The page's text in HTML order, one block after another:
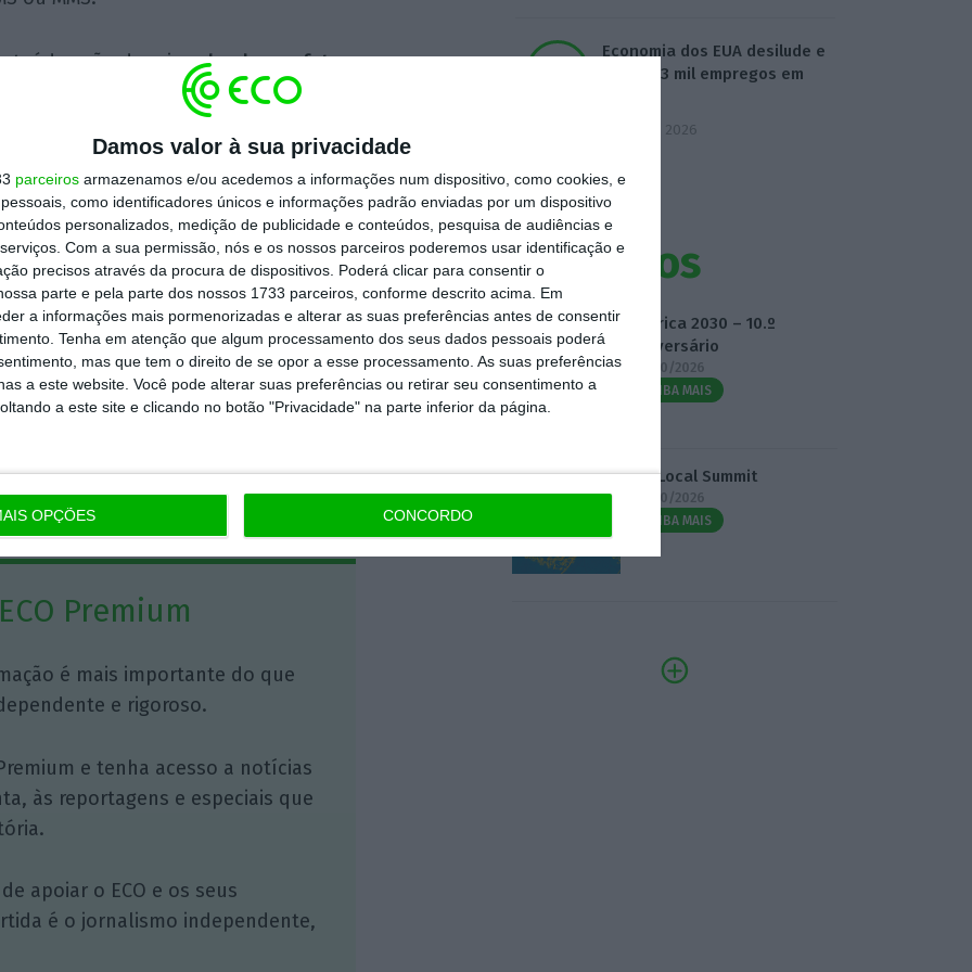
Damos valor à sua privacidade
parceiros armazenamos e/ou acedemos a informações num dispositivo, como cookies, e
como identificadores únicos e informações padrão enviadas por um dispositivo
personalizados, medição de publicidade e conteúdos, pesquisa de audiências e
Com a sua permissão, nós e os nossos parceiros poderemos usar identificação e
precisos através da procura de dispositivos. Poderá clicar para consentir o
parte e pela parte dos nossos 1733 parceiros, conforme descrito acima. Em
a informações mais pormenorizadas e alterar as suas preferências antes de consentir
Tenha em atenção que algum processamento dos seus dados pessoais poderá
mas que tem o direito de se opor a esse processamento. As suas preferências
a este website. Você pode alterar suas preferências ou retirar seu consentimento a
a este site e clicando no botão "Privacidade" na parte inferior da página.
OPÇÕES CONCORDO
são depoiscobrados na fatura
descontados do saldo
através de um SMS enviado pelos
dos conteúdos; noutros casos, “apenas
ou o saldo”, adianta ainda o comunicado.
setorial em vigor que protejam os
decidiudar conhecimento destas situações
ao Banco Portugal, e avançar com as duas
serão as que darão melhor resposta aos
estão a deparar”, conclui o comunicado.
Premium
é mais importante do que
e rigoroso.
e tenha acesso a notícias
às reportagens e especiais que
apoiar o ECO e os seus
é o jornalismo independente,
Economia dos EUA desilude e
perde 23 mil empregos em
7 Agosto 2026
Eventos
Fábrica 2030 – 10.º
Aniversário
14/10/2026
SAIBA MAIS
3.º Local Summit
07/10/2026
SAIBA MAIS